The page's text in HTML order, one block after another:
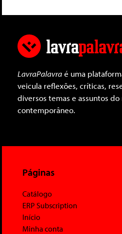
LavraPalavraé uma
veicula reflexões, críticas,
diversos temas e assuntos
contemporâneo.
Páginas
Catálogo
ERP Subscription
Início
Minha conta